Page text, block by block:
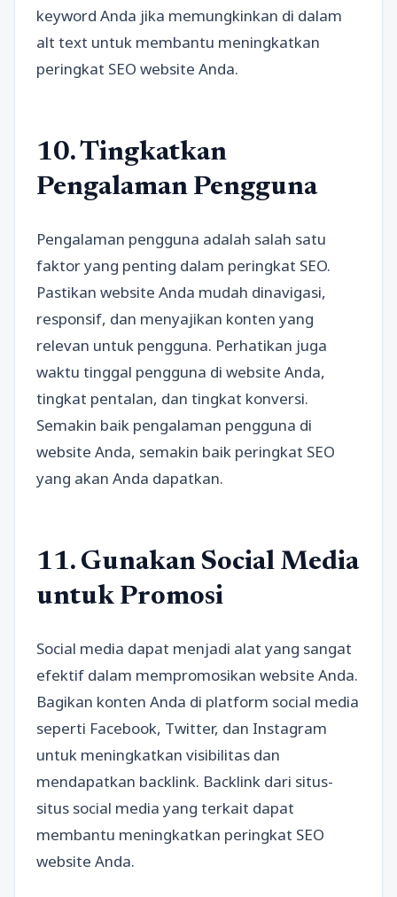
keyword Anda jika memungkinkan di dalam
alt text untuk membantu meningkatkan
peringkat SEO website Anda.
10. Tingkatkan
Pengalaman Pengguna
Pengalaman pengguna adalah salah satu
faktor yang penting dalam peringkat SEO.
Pastikan website Anda mudah dinavigasi,
responsif, dan menyajikan konten yang
relevan untuk pengguna. Perhatikan juga
waktu tinggal pengguna di website Anda,
tingkat pentalan, dan tingkat konversi.
Semakin baik pengalaman pengguna di
website Anda, semakin baik peringkat SEO
yang akan Anda dapatkan.
11. Gunakan Social Media
untuk Promosi
Social media dapat menjadi alat yang sangat
efektif dalam mempromosikan website Anda.
Bagikan konten Anda di platform social media
seperti Facebook, Twitter, dan Instagram
untuk meningkatkan visibilitas dan
mendapatkan backlink. Backlink dari situs-
situs social media yang terkait dapat
membantu meningkatkan peringkat SEO
website Anda.